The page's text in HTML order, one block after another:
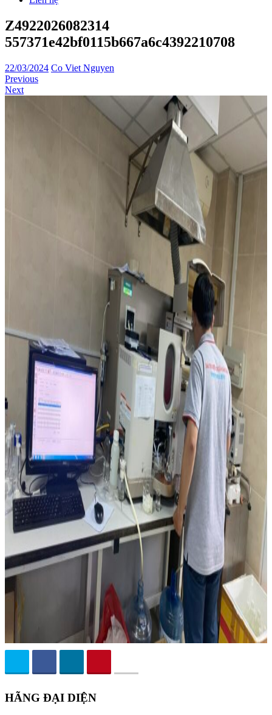
Z4922026082314
557371e42bf0115b667a6c4392210708
22/03/2024 Co Viet Nguyen
Previous
Next
HÃNG ĐẠI DIỆN